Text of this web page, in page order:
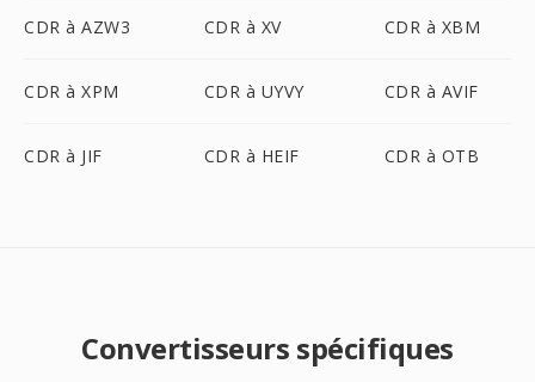
CDR à AZW3 CDR à XV CDR à XBM
CDR à XPM CDR à UYVY CDR à AVIF
CDR à JIF CDR à HEIF CDR à OTB
Convertisseurs spécifiques